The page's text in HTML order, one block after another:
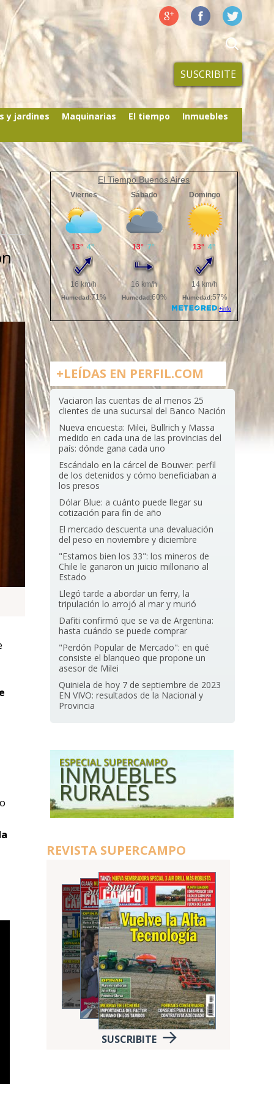
SUSCRIBITE
y jardines Maquinarias El tiempo Inmuebles
El Tiempo Buenos Aires
+LEÍDAS EN PERFIL.COM
Vaciaron las cuentas de al menos 25
clientes de una sucursal del Banco Nación
Nueva encuesta: Milei, Bullrich y Massa
medido en cada una de las provincias del
país: dónde gana cada uno
Escándalo en la cárcel de Bouwer: perfil
de los detenidos y cómo beneficiaban a
los presos
Dólar Blue: a cuánto puede llegar su
cotización para fin de año
El mercado descuenta una devaluación
del peso en noviembre y diciembre
"Estamos bien los 33": los mineros de
Chile le ganaron un juicio millonario al
Estado
Llegó tarde a abordar un ferry, la
tripulación lo arrojó al mar y murió
Dafiti confirmó que se va de Argentina:
hasta cuándo se puede comprar
"Perdón Popular de Mercado": en qué
consiste el blanqueo que propone un
asesor de Milei
Quiniela de hoy 7 de septiembre de 2023
EN VIVO: resultados de la Nacional y
Provincia
REVISTA SUPERCAMPO
SUSCRIBITE